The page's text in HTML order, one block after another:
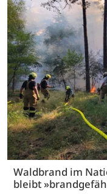
Waldbrand im
bleibt